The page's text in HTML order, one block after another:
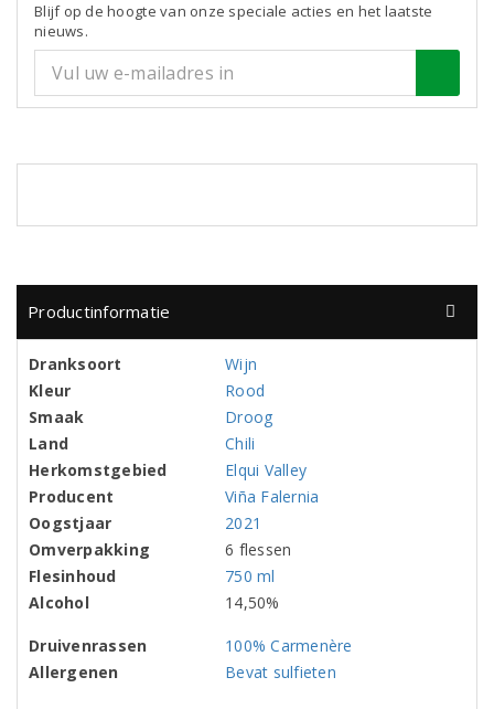
Blijf op de hoogte van onze speciale acties en het laatste
nieuws.
Productinformatie
Dranksoort
Wijn
Kleur
Rood
Smaak
Droog
Land
Chili
Herkomstgebied
Elqui Valley
Producent
Viña Falernia
Oogstjaar
2021
Omverpakking
6 flessen
Flesinhoud
750 ml
Alcohol
14,50%
Druivenrassen
100% Carmenère
Allergenen
Bevat sulfieten